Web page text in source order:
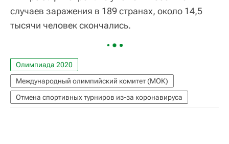
случаев заражения в 189 странах, около 14,5
тысячи человек скончались.
Олимпиада 2020
Международный олимпийский комитет (МОК)
Отмена спортивных турниров из-за коронавируса